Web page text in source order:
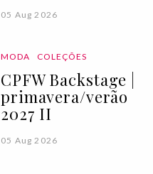
05 Aug 2026
MODA COLEÇÕES
CPFW Backstage |
primavera/verão
2027 II
05 Aug 2026